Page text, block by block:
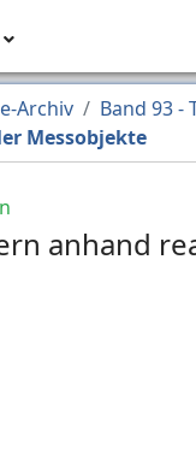
Archiv
Band 93 -
Messobjekte
anhand